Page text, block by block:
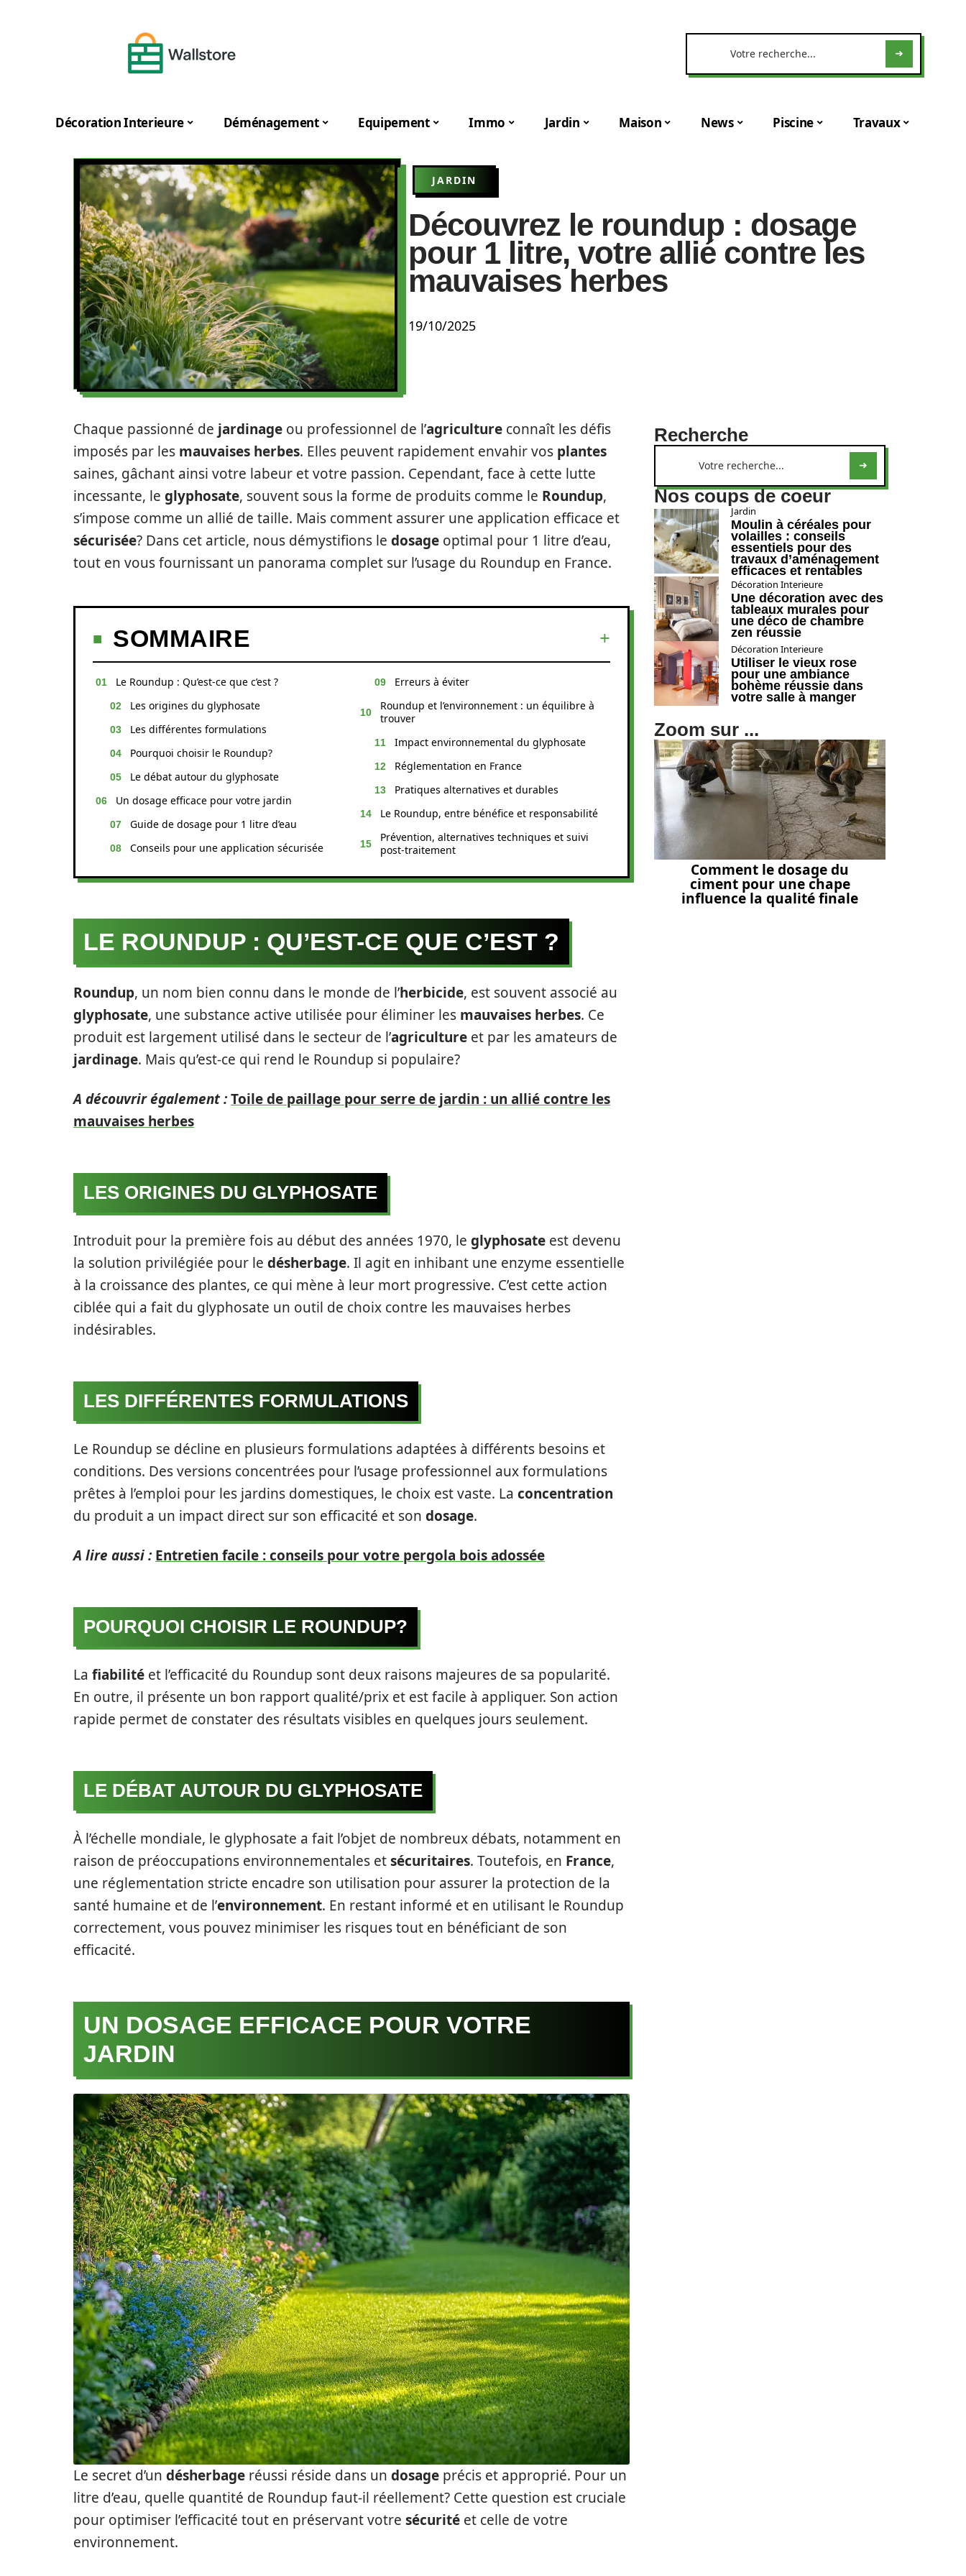
Décoration Interieure Déménagement Equipement Immo Jardin Maison News Piscine Travaux
JARDIN
Découvrez le roundup : dosage
pour 1 litre, votre allié contre les
mauvaises herbes
19/10/2025
Chaque passionné de jardinage ou professionnel de l’agriculture connaît les défis
imposés par les mauvaises herbes. Elles peuvent rapidement envahir vos plantes
saines, gâchant ainsi votre labeur et votre passion. Cependant, face à cette lutte
incessante, le glyphosate, souvent sous la forme de produits comme le Roundup,
s’impose comme un allié de taille. Mais comment assurer une application efficace et
sécurisée? Dans cet article, nous démystifions le dosage optimal pour 1 litre d’eau,
tout en vous fournissant un panorama complet sur l’usage du Roundup en France.
SOMMAIRE
Le Roundup : Qu’est-ce que c’est ?
Les origines du glyphosate
Les différentes formulations
Pourquoi choisir le Roundup?
Le débat autour du glyphosate
Un dosage efficace pour votre jardin
Guide de dosage pour 1 litre d’eau
Conseils pour une application sécurisée
Erreurs à éviter
Roundup et l’environnement : un équilibre à
trouver
Impact environnemental du glyphosate
Réglementation en France
Pratiques alternatives et durables
Le Roundup, entre bénéfice et responsabilité
Prévention, alternatives techniques et suivi
post-traitement
LE ROUNDUP : QU’EST-CE QUE C’EST ?
Roundup, un nom bien connu dans le monde de l’herbicide, est souvent associé au
glyphosate, une substance active utilisée pour éliminer les mauvaises herbes. Ce
produit est largement utilisé dans le secteur de l’agriculture et par les amateurs de
jardinage. Mais qu’est-ce qui rend le Roundup si populaire?
A découvrir également :Toile de paillage pour serre de jardin : un allié contre les
mauvaises herbes
LES ORIGINES DU GLYPHOSATE
Introduit pour la première fois au début des années 1970, le glyphosate est devenu
la solution privilégiée pour le désherbage. Il agit en inhibant une enzyme essentielle
à la croissance des plantes, ce qui mène à leur mort progressive. C’est cette action
ciblée qui a fait du glyphosate un outil de choix contre les mauvaises herbes
indésirables.
LES DIFFÉRENTES FORMULATIONS
Le Roundup se décline en plusieurs formulations adaptées à différents besoins et
conditions. Des versions concentrées pour l’usage professionnel aux formulations
prêtes à l’emploi pour les jardins domestiques, le choix est vaste. La concentration
du produit a un impact direct sur son efficacité et son dosage.
A lire aussi : Entretien facile : conseils pour votre pergola bois adossée
POURQUOI CHOISIR LE ROUNDUP?
La fiabilité et l’efficacité du Roundup sont deux raisons majeures de sa popularité.
En outre, il présente un bon rapport qualité/prix et est facile à appliquer. Son action
rapide permet de constater des résultats visibles en quelques jours seulement.
LE DÉBAT AUTOUR DU GLYPHOSATE
À l’échelle mondiale, le glyphosate a fait l’objet de nombreux débats, notamment en
raison de préoccupations environnementales etsécuritaires. Toutefois, en France,
une réglementation stricte encadre son utilisation pour assurer la protection de la
santé humaine et de l’environnement. En restant informé et en utilisant le Roundup
correctement, vous pouvez minimiser les risques tout en bénéficiant de son
efficacité.
UN DOSAGE EFFICACE POUR VOTRE
JARDIN
Le secret d’un désherbage réussi réside dans un dosage précis et approprié. Pour un
litre d’eau, quelle quantité de Roundup faut-il réellement? Cette question est cruciale
pour optimiser l’efficacité tout en préservant votre sécurité et celle de votre
environnement.
Recherche
Nos coups de coeur
Jardin
Moulin à céréales pour
volailles : conseils
essentiels pour des
travaux d’aménagement
efficaces et rentables
Décoration Interieure
Une décoration avec des
tableaux murales pour
une déco de chambre
zen réussie
Décoration Interieure
Utiliser le vieux rose
pour une ambiance
bohème réussie dans
votre salle à manger
Zoom sur ...
Comment le dosage du
ciment pour une chape
influence la qualité finale